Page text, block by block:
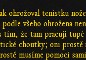
tenistku
všeho ohrožena
tím, že tam pracují
choutky; oni prostě
musíme pomoci